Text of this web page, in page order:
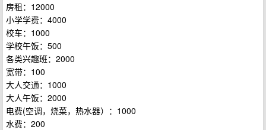
房租：12000
小学学费：4000
校车：1000
学校午饭：500
各类兴趣班：2000
宽带：100
大人交通：1000
大人午饭：2000
电费(空调，烧菜，热水器）：1000
水费：200